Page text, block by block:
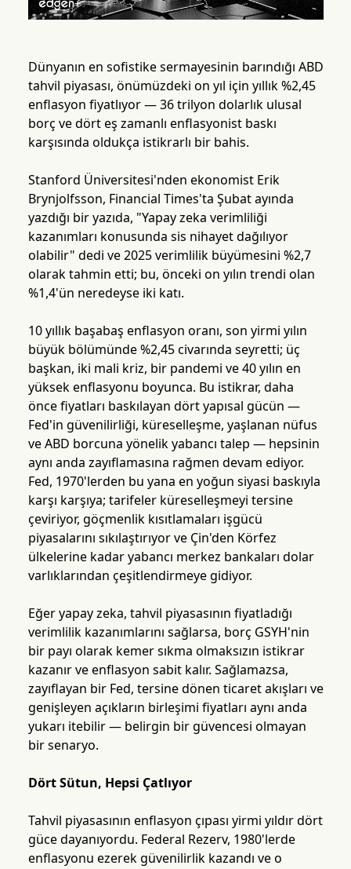
Dünyanın en sofistike sermayesinin barındığı ABD
tahvil piyasası, önümüzdeki on yıl için yıllık %2,45
enflasyon fiyatlıyor — 36 trilyon dolarlık ulusal
borç ve dört eş zamanlı enflasyonist baskı
karşısında oldukça istikrarlı bir bahis.
Stanford Üniversitesi'nden ekonomist Erik
Brynjolfsson, Financial Times'ta Şubat ayında
yazdığı bir yazıda, "Yapay zeka verimliliği
kazanımları konusunda sis nihayet dağılıyor
olabilir" dedi ve 2025 verimlilik büyümesini %2,7
olarak tahmin etti; bu, önceki on yılın trendi olan
%1,4'ün neredeyse iki katı.
10 yıllık başabaş enflasyon oranı, son yirmi yılın
büyük bölümünde %2,45 civarında seyretti; üç
başkan, iki mali kriz, bir pandemi ve 40 yılın en
yüksek enflasyonu boyunca. Bu istikrar, daha
önce fiyatları baskılayan dört yapısal gücün —
Fed'in güvenilirliği, küreselleşme, yaşlanan nüfus
ve ABD borcuna yönelik yabancı talep — hepsinin
aynı anda zayıflamasına rağmen devam ediyor.
Fed, 1970'lerden bu yana en yoğun siyasi baskıyla
karşı karşıya; tarifeler küreselleşmeyi tersine
çeviriyor, göçmenlik kısıtlamaları işgücü
piyasalarını sıkılaştırıyor ve Çin'den Körfez
ülkelerine kadar yabancı merkez bankaları dolar
varlıklarından çeşitlendirmeye gidiyor.
Eğer yapay zeka, tahvil piyasasının fiyatladığı
verimlilik kazanımlarını sağlarsa, borç GSYH'nin
bir payı olarak kemer sıkma olmaksızın istikrar
kazanır ve enflasyon sabit kalır. Sağlamazsa,
zayıflayan bir Fed, tersine dönen ticaret akışları ve
genişleyen açıkların birleşimi fiyatları aynı anda
yukarı itebilir — belirgin bir güvencesi olmayan
bir senaryo.
Dört Sütun, Hepsi Çatlıyor
Tahvil piyasasının enflasyon çıpası yirmi yıldır dört
güce dayanıyordu. Federal Rezerv, 1980'lerde
enflasyonu ezerek güvenilirlik kazandı ve o